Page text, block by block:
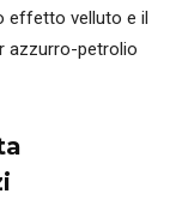
effetto velluto e il
azzurro-petrolio